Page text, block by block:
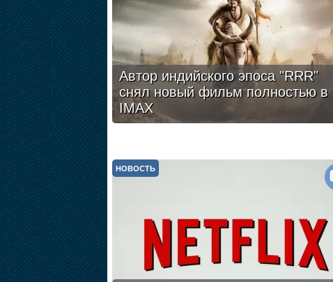
Автор индийского эпоса "RRR"
снял новый фильм полностью в
IMAX
НОВОСТЬ